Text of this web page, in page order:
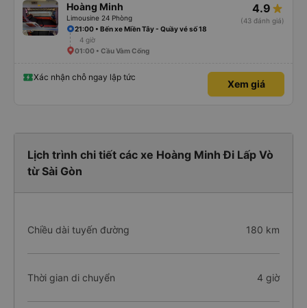
Hoàng Minh
Limousine 24 Phòng
4.9
(43 đánh giá)
21:00 • Bến xe Miền Tây - Quầy vé số 18
4 giờ
01:00 • Cầu Vàm Cống
Xác nhận chỗ ngay lập tức
Xem giá
Lịch trình chi tiết các xe Hoàng Minh Đi Lấp Vò
từ Sài Gòn
Chiều dài tuyến đường 180 km
Thời gian di chuyển 4 giờ